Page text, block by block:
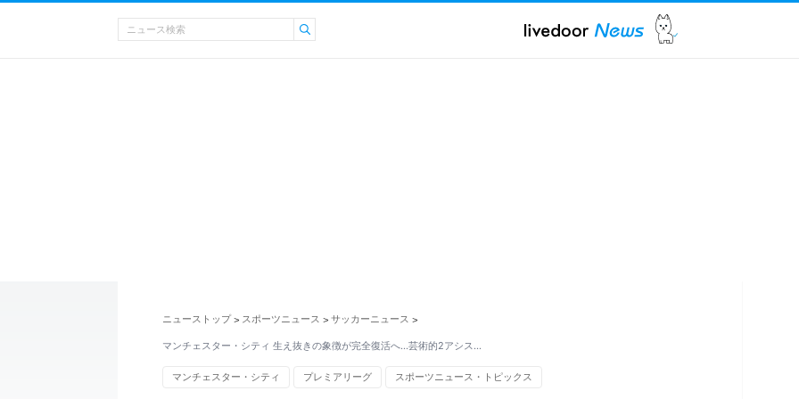
ニューストップ > スポーツニュース > サッカーニュース >
マンチェスター・シティ 生え抜きの象徴が完全復活へ…芸術的2アシス…
マンチェスター・シティ プレミアリーグ スポーツニュース・トピックス